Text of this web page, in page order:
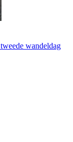
wandeldag